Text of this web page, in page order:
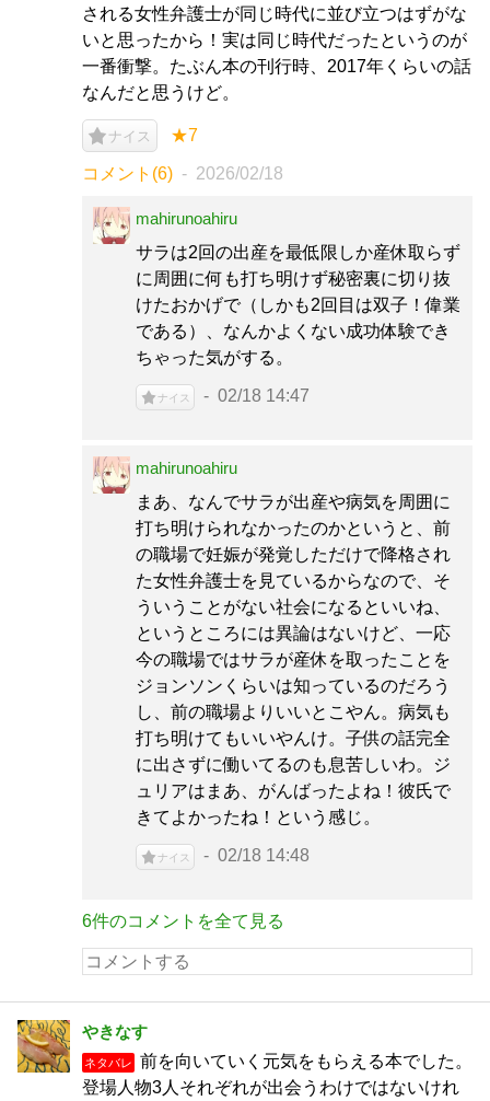
される女性弁護士が同じ時代に並び立つはずがな
いと思ったから！実は同じ時代だったというのが
一番衝撃。たぶん本の刊行時、2017年くらいの話
なんだと思うけど。
ナイス ★7
コメント(6) 2026/02/18
mahirunoahiru
サラは2回の出産を最低限しか産休取らず
に周囲に何も打ち明けず秘密裏に切り抜
けたおかげで（しかも2回目は双子！偉業
である）、なんかよくない成功体験でき
ちゃった気がする。
ナイス 02/18 14:47
mahirunoahiru
まあ、なんでサラが出産や病気を周囲に
打ち明けられなかったのかというと、前
の職場で妊娠が発覚しただけで降格され
た女性弁護士を見ているからなので、そ
ういうことがない社会になるといいね、
というところには異論はないけど、一応
今の職場ではサラが産休を取ったことを
ジョンソンくらいは知っているのだろう
し、前の職場よりいいとこやん。病気も
打ち明けてもいいやんけ。子供の話完全
に出さずに働いてるのも息苦しいわ。ジ
ュリアはまあ、がんばったよね！彼氏で
きてよかったね！という感じ。
ナイス 02/18 14:48
6件のコメントを全て見る
やきなす
ネタバレ
前を向いていく元気をもらえる本でした。
登場人物3人それぞれが出会うわけではないけれ